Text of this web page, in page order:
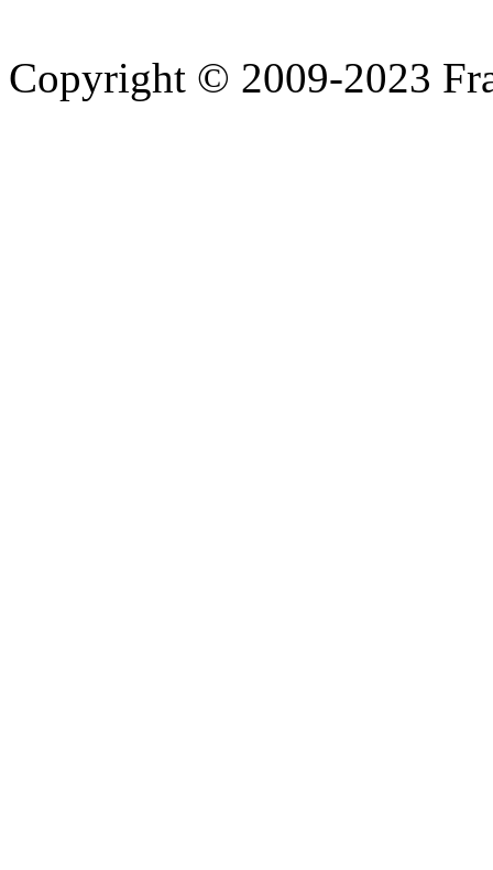
Copyright © 2009-2023